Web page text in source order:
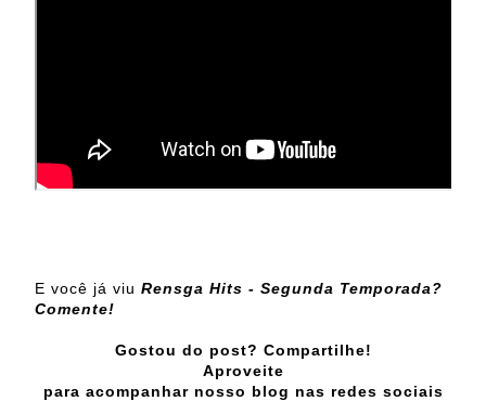
E você já viu Rensga Hits - Segunda Temporada?
Comente!
Gostou do post? Compartilhe!
Aproveite
para acompanhar nosso blog nas redes sociais